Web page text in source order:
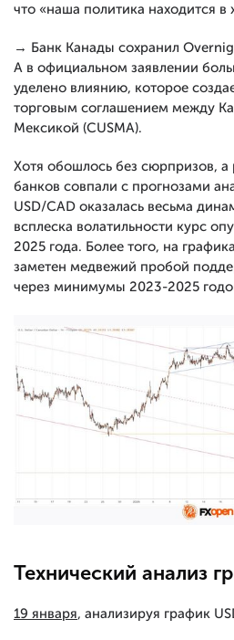
что «наша политика находится
→ Банк Канады сохранил
А в официальном заявлении
уделено влиянию, которое
торговым соглашением между
Мексикой (CUSMA).
Хотя обошлось без сюрпризов,
банков совпали с прогнозами
USD/CAD оказалась весьма
всплеска волатильности курс
2025 года. Более того, на
заметен медвежий пробой
через минимумы 2023-2025
Технический анализ
19 января, анализируя график